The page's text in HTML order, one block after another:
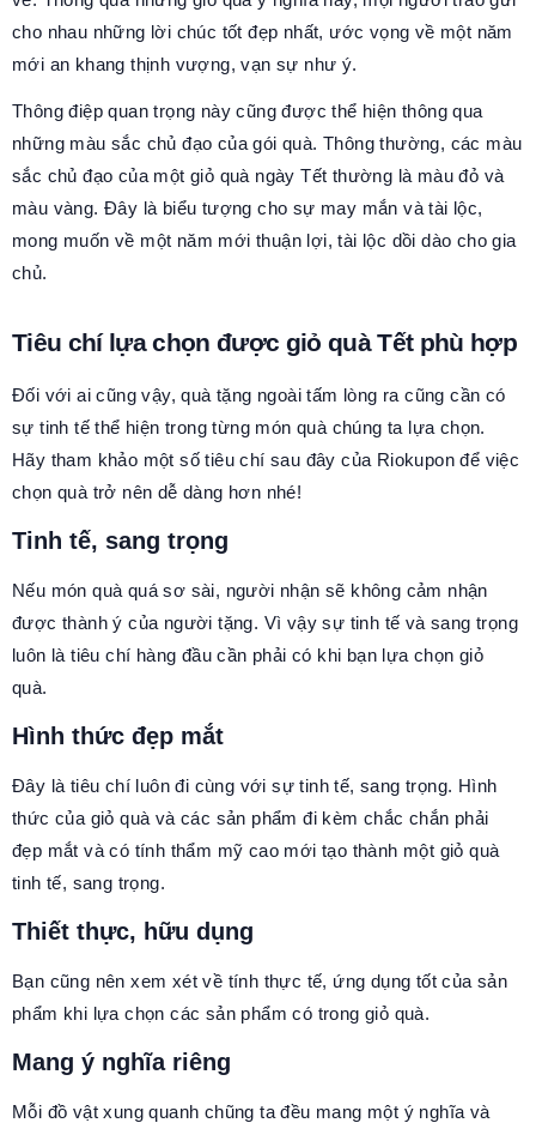
cho nhau những lời chúc tốt đẹp nhất, ước vọng về một năm
mới an khang thịnh vượng, vạn sự như ý.
Thông điệp quan trọng này cũng được thể hiện thông qua
những màu sắc chủ đạo của gói quà. Thông thường, các màu
sắc chủ đạo của một giỏ quà ngày Tết thường là màu đỏ và
màu vàng. Đây là biểu tượng cho sự may mắn và tài lộc,
mong muốn về một năm mới thuận lợi, tài lộc dồi dào cho gia
chủ.
Tiêu chí lựa chọn được giỏ quà Tết phù hợp
Đối với ai cũng vậy, quà tặng ngoài tấm lòng ra cũng cần có
sự tinh tế thể hiện trong từng món quà chúng ta lựa chọn.
Hãy tham khảo một số tiêu chí sau đây của Riokupon để việc
chọn quà trở nên dễ dàng hơn nhé!
Tinh tế, sang trọng
Nếu món quà quá sơ sài, người nhận sẽ không cảm nhận
được thành ý của người tặng. Vì vậy sự tinh tế và sang trọng
luôn là tiêu chí hàng đầu cần phải có khi bạn lựa chọn giỏ
quà.
Hình thức đẹp mắt
Đây là tiêu chí luôn đi cùng với sự tinh tế, sang trọng. Hình
thức của giỏ quà và các sản phẩm đi kèm chắc chắn phải
đẹp mắt và có tính thẩm mỹ cao mới tạo thành một giỏ quà
tinh tế, sang trọng.
Thiết thực, hữu dụng
Bạn cũng nên xem xét về tính thực tế, ứng dụng tốt của sản
phẩm khi lựa chọn các sản phẩm có trong giỏ quà.
Mang ý nghĩa riêng
Mỗi đồ vật xung quanh chũng ta đều mang một ý nghĩa và